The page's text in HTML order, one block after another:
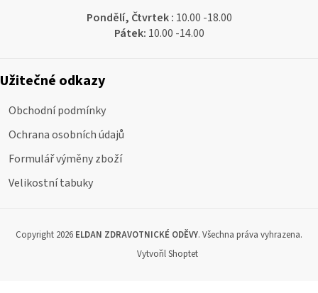
Pondělí, Čtvrtek : 10.00 -18.00
Pátek: 10.00 -14.00
Užitečné odkazy
Obchodní podmínky
Ochrana osobních údajů
Formulář výměny zboží
Velikostní tabuky
Vytvořil Shoptet
Copyright 2026 ELDAN ZDRAVOTNICKÉ ODĚVY. Všechna práva vyhrazena.